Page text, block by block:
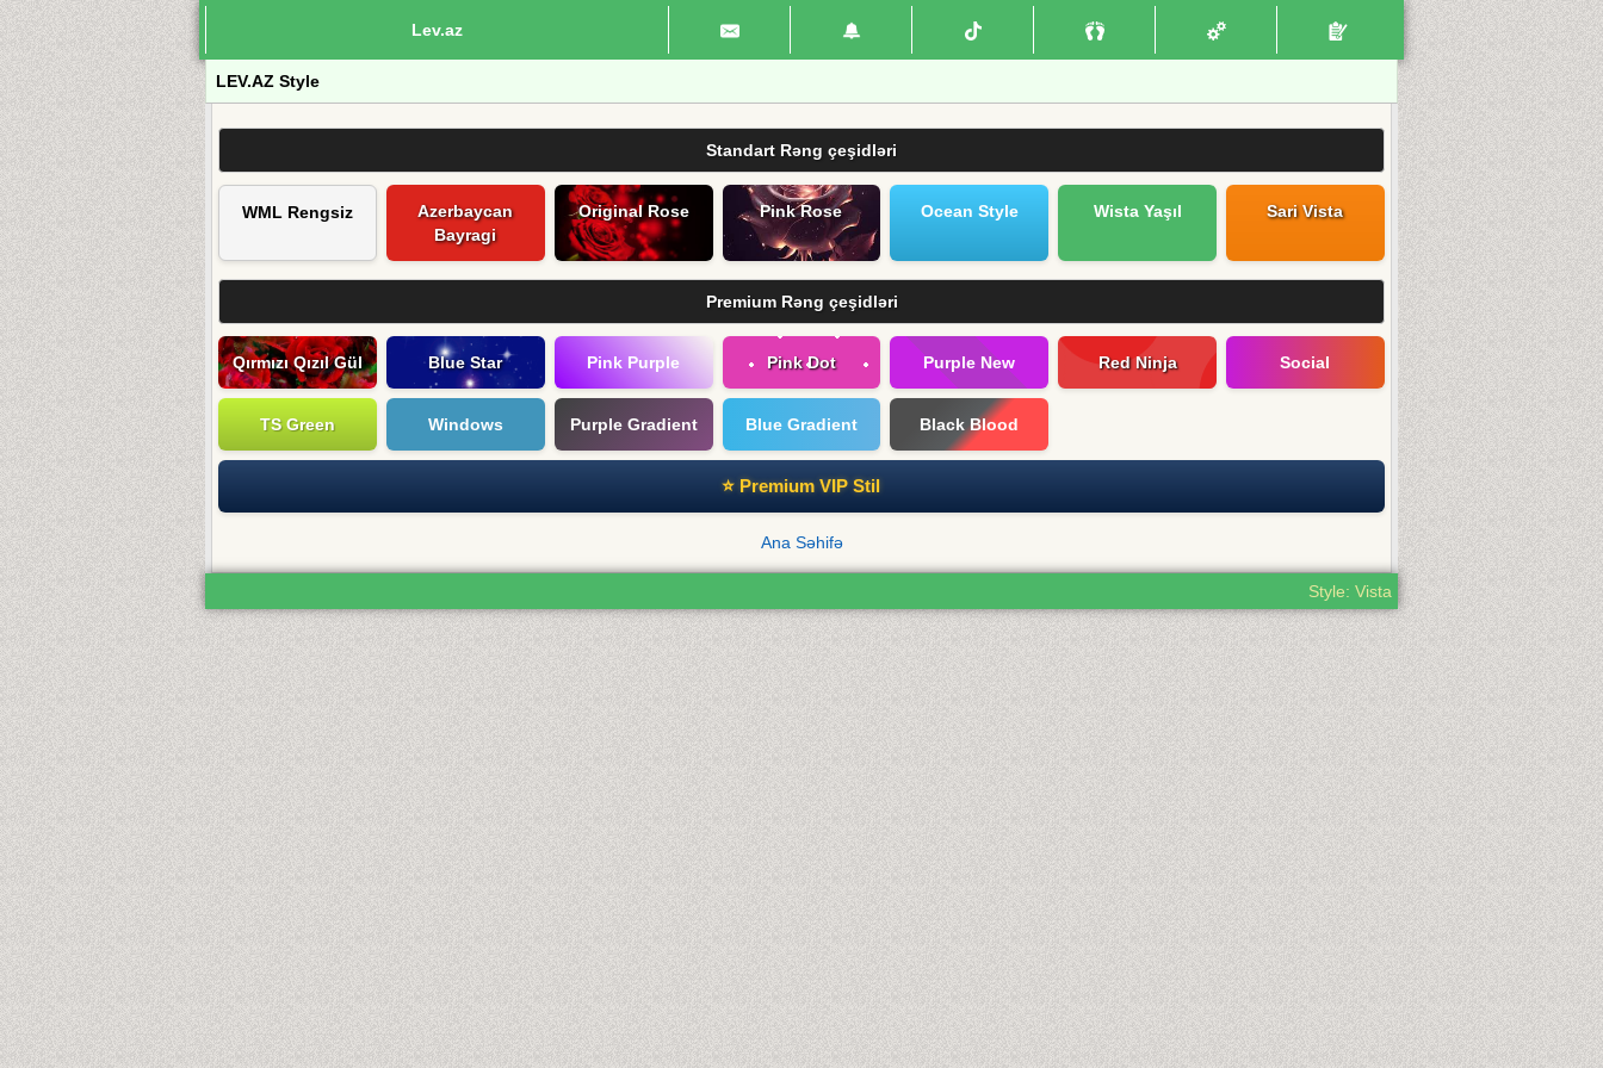
Lev.az
LEV.AZ Style
Standart Rəng çeşidləri
WML Rengsiz
Azerbaycan
Bayragi
Original Rose Pink Rose Ocean Style Wista Yaşıl Sari Vista
Premium Rəng çeşidləri
Qırmızı Qızıl Gül Blue Star Pink Purple Pink Dot Purple New Red Ninja Social
TS Green Windows Purple Gradient Blue Gradient Black Blood
⭐ Premium VIP Stil
Ana Səhifə
Style: Vista